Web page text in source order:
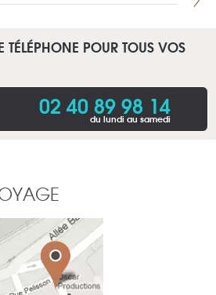
TÉLÉPHONE POUR TOUS VOS
02 40 89 98 14
du lundi au samedi